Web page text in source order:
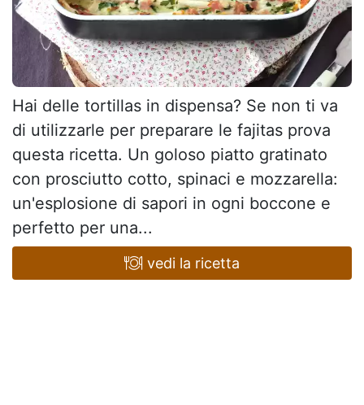
Hai delle tortillas in dispensa? Se non ti va
di utilizzarle per preparare le fajitas prova
questa ricetta. Un goloso piatto gratinato
con prosciutto cotto, spinaci e mozzarella:
un'esplosione di sapori in ogni boccone e
perfetto per una...
vedi la ricetta